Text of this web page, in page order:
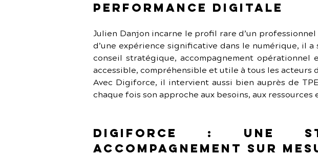
performance digitale
Julien Danjon incarne le profil rare d’un
d’une expérience significative dans le numérique, il
conseil stratégique, accompagnement
accessible, compréhensible et utile à tous les acteurs
Avec Digiforce, il intervient aussi bien auprès de
chaque fois son approche aux besoins, aux
Digiforce : une
accompagnement sur